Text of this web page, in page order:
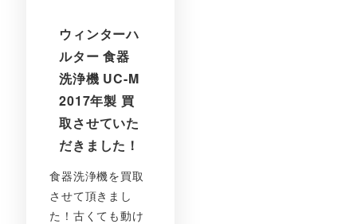
ウィンターハ
ルター 食器
洗浄機 UC-M
2017年製 買
取させていた
だきました！
食器洗浄機を買取
させて頂きまし
た！古くても動け